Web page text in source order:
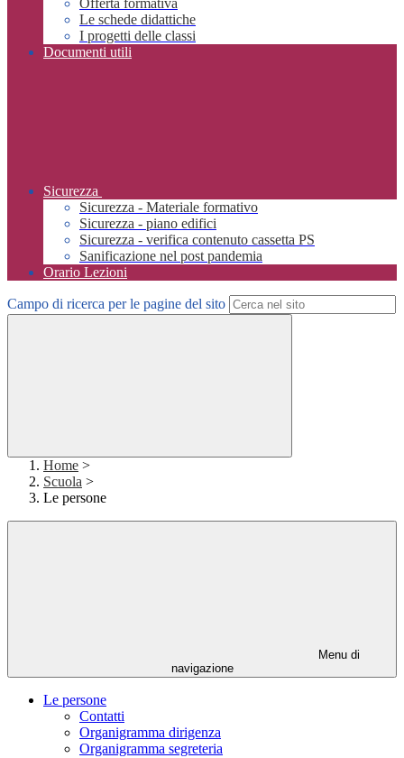
Offerta formativa
Le schede didattiche
I progetti delle classi
Documenti utili
Sicurezza
Sicurezza - Materiale formativo
Sicurezza - piano edifici
Sicurezza - verifica contenuto cassetta PS
Sanificazione nel post pandemia
Orario Lezioni
Campo di ricerca per le pagine del sito
Home >
Scuola >
Le persone
Menu di
navigazione
Le persone
Contatti
Organigramma dirigenza
Organigramma segreteria